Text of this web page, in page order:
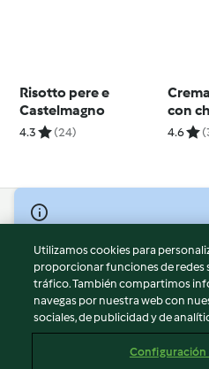
Risotto pere e
Castelmagno
4.3 (24)
con
4.6
© Copyright 2026
Términos de uso
Política de privacidad
Aviso legal
Información legal
Utilizamos cookies para
proporcionar funciones de redes
tráfico. También compartimos
navegas por nuestra web con
sociales, de publicidad y de
Configuración